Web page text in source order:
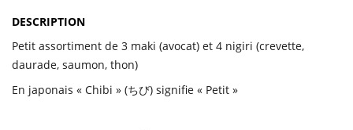
DESCRIPTION
Petit assortiment de 3 maki (avocat) et 4 nigiri (crevette,
daurade, saumon, thon)
En japonais « Chibi » (ちび) signifie « Petit »